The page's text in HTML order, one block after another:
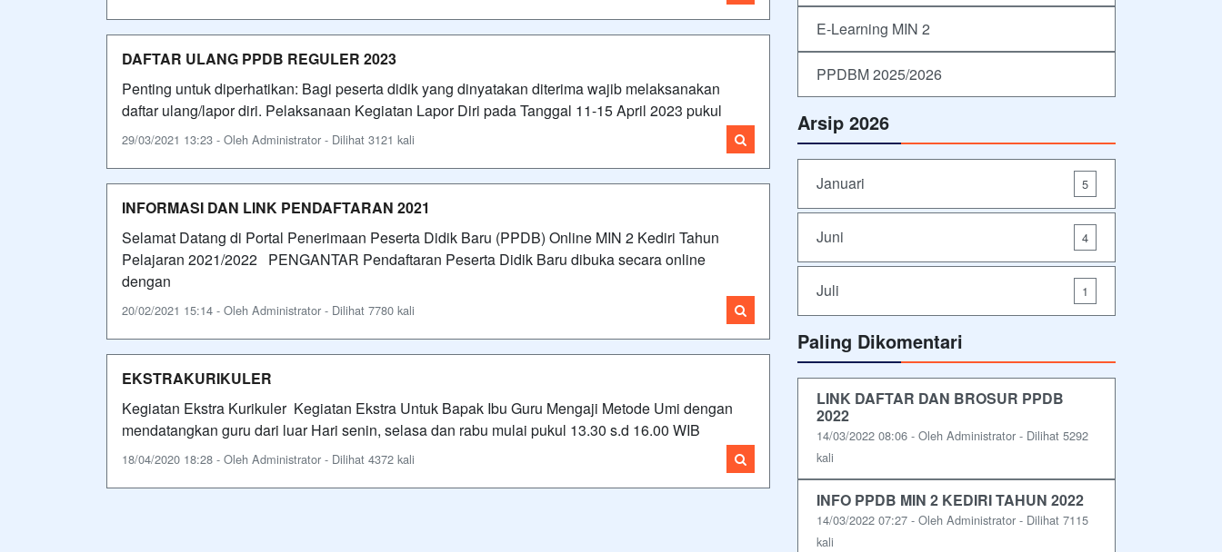
DAFTAR ULANG PPDB REGULER 2023
Penting untuk diperhatikan: Bagi peserta didik yang dinyatakan diterima wajib melaksanakan
daftar ulang/lapor diri. Pelaksanaan Kegiatan Lapor Diri pada Tanggal 11-15 April 2023 pukul
29/03/2021 13:23 - Oleh Administrator - Dilihat 3121 kali
INFORMASI DAN LINK PENDAFTARAN 2021
Selamat Datang di Portal Penerimaan Peserta Didik Baru (PPDB) Online MIN 2 Kediri Tahun
Pelajaran 2021/2022 PENGANTAR Pendaftaran Peserta Didik Baru dibuka secara online
dengan
20/02/2021 15:14 - Oleh Administrator - Dilihat 7780 kali
EKSTRAKURIKULER
Kegiatan Ekstra Kurikuler Kegiatan Ekstra Untuk Bapak Ibu Guru Mengaji Metode Umi dengan
mendatangkan guru dari luar Hari senin, selasa dan rabu mulai pukul 13.30 s.d 16.00 WIB
18/04/2020 18:28 - Oleh Administrator - Dilihat 4372 kali
E-Learning MIN 2
PPDBM 2025/2026
Arsip 2026
Januari 5
Juni 4
Juli 1
Paling Dikomentari
LINK DAFTAR DAN BROSUR PPDB
2022
14/03/2022 08:06 - Oleh Administrator - Dilihat 5292
kali
INFO PPDB MIN 2 KEDIRI TAHUN 2022
14/03/2022 07:27 - Oleh Administrator - Dilihat 7115
kali